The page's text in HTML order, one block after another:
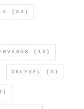
(83)
(13)
OKLEVÉL (3)